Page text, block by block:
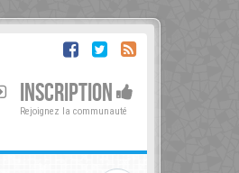
INSCRIPTION
Rejoignez la communauté